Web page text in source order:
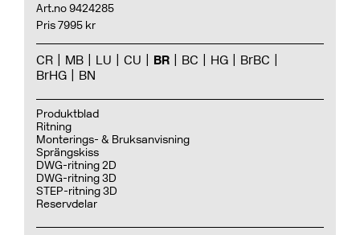
Art.no 9424285
Pris 7995 kr
CR MB LU CU BR BC HG
BrBC
BrHG
BN
Produktblad
Ritning
Monterings- & Bruksanvisning
Sprängskiss
DWG-ritning 2D
DWG-ritning 3D
STEP-ritning 3D
Reservdelar